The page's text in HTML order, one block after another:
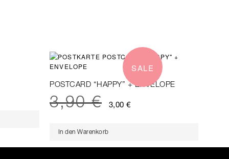
POSTCARD “HAPPY” + ENVELOPE
SALE
3,90€ 3,00€
In den Warenkorb